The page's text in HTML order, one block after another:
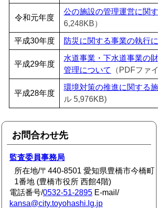
令和元年度
公の施設の管理運営に関
6,248KB）
平成30年度 防災に関する事業の執行に
平成29年度
水道事業・下水道事業の
管理について
（PDFファ
平成28年度
環境対策の推進に関する
ル 5,976KB)
お問合わせ先
監査委員事務局
所在地/〒440-8501 愛知県豊橋市今橋町
1番地 (豊橋市役所 西館4階)
電話番号/0532-51-2895 E-mail/
kansa@city.toyohashi.lg.jp